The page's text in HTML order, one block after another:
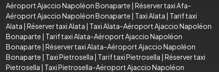
Aéroport Ajaccio Napoléon Bonaparte | Réserver taxi Afa-
Aéroport Ajaccio Napoléon Bonaparte | Taxi Alata | Tarif taxi
Alata | Réserver taxi Alata | Taxi Alata-Aéroport Ajaccio Napoléon
Bonaparte | Tarif taxi Alata-Aéroport Ajaccio Napoléon
Bonaparte | Réserver taxi Alata-Aéroport Ajaccio Napoléon
Bonaparte | Taxi Pietrosella | Tarif taxi Pietrosella | Réserver taxi
Pietrosella | Taxi Pietrosella-Aéroport Ajaccio Napoléon